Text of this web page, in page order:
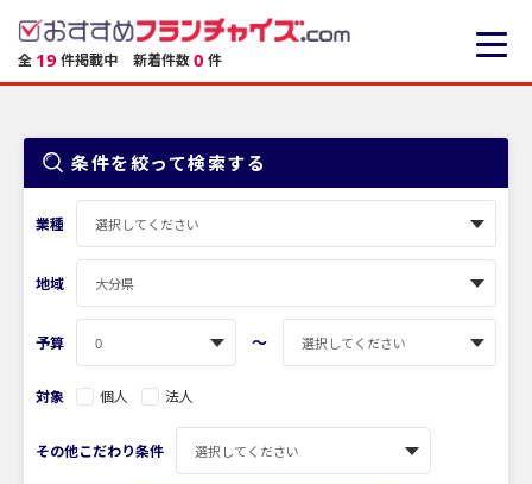
全 19 件掲載中 新着件数0 件
条件を絞って検索する
業種
地域
予算 〜
対象 個人 法人
その他こだわり条件